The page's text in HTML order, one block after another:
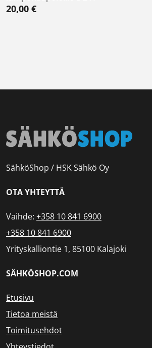
20,00 €
SähköShop / HSK Sähkö Oy
OTA YHTEYTTÄ
Vaihde: +358 10 841 6900
+358 10 841 6900
Yrityskalliontie 1, 85100 Kalajoki
SÄHKÖSHOP.COM
Etusivu
Tietoa meistä
Toimitusehdot